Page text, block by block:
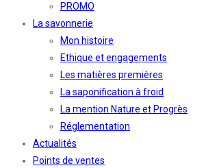
PROMO
La savonnerie
Mon histoire
Ethique et engagements
Les matières premières
La saponification à froid
La mention Nature et Progrès
Réglementation
Actualités
Points de ventes